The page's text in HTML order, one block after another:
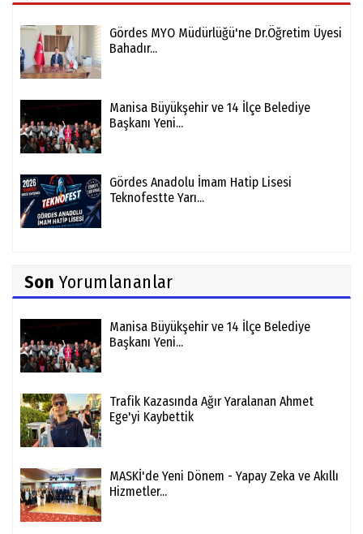
Gördes MYO Müdürlüğü'ne Dr.Öğretim Üyesi
Bahadır...
Manisa Büyükşehir ve 14 İlçe Belediye
Başkanı Yeni...
Gördes Anadolu İmam Hatip Lisesi
Teknofestte Yarı...
Son Yorumlananlar
Manisa Büyükşehir ve 14 İlçe Belediye
Başkanı Yeni...
Trafik Kazasında Ağır Yaralanan Ahmet
Ege'yi Kaybettik
MASKİ'de Yeni Dönem - Yapay Zeka ve Akıllı
Hizmetler...